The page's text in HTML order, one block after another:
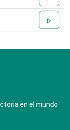
en el mundo